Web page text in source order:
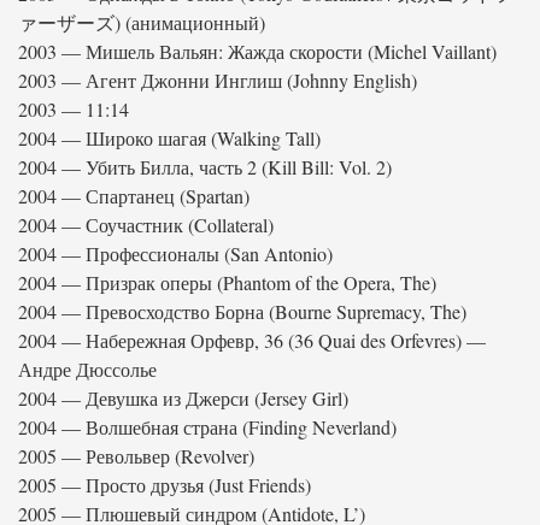
ァーザーズ) (анимационный)
2003 — Мишель Вальян: Жажда скорости (Michel Vaillant)
2003 — Агент Джонни Инглиш (Johnny English)
2003 — 11:14
2004 — Широко шагая (Walking Tall)
2004 — Убить Билла, часть 2 (Kill Bill: Vol. 2)
2004 — Спартанец (Spartan)
2004 — Соучастник (Collateral)
2004 — Профессионалы (San Antonio)
2004 — Призрак оперы (Phantom of the Opera, The)
2004 — Превосходство Борна (Bourne Supremacy, The)
2004 — Набережная Орфевр, 36 (36 Quai des Orfevres) —
Андре Дюссолье
2004 — Девушка из Джерси (Jersey Girl)
2004 — Волшебная страна (Finding Neverland)
2005 — Револьвер (Revolver)
2005 — Просто друзья (Just Friends)
2005 — Плюшевый синдром (Antidote, L’)